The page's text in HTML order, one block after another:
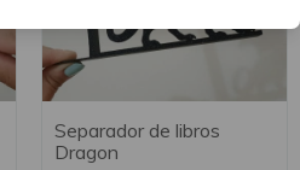
Separador de libros
Dragon